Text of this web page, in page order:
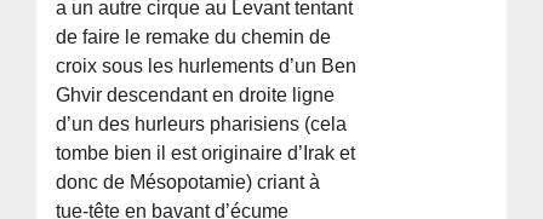
a un autre cirque au Levant tentant
de faire le remake du chemin de
croix sous les hurlements d’un Ben
Ghvir descendant en droite ligne
d’un des hurleurs pharisiens (cela
tombe bien il est originaire d’Irak et
donc de Mésopotamie) criant à
tue-tête en bavant d’écume